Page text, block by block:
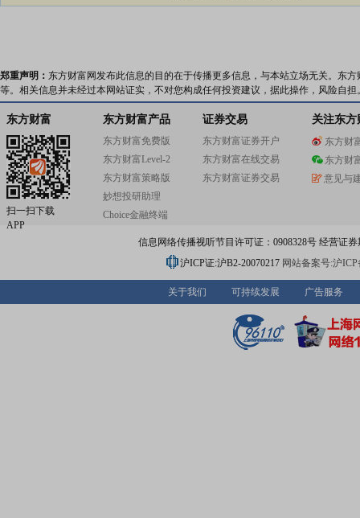
郑重声明： 东方财富网发布此信息的目的在于传播更多信息，与本站立场无关。东
等。相关信息并未经过本网站证实，不对您构成任何投资建议，据此操作，风险自担